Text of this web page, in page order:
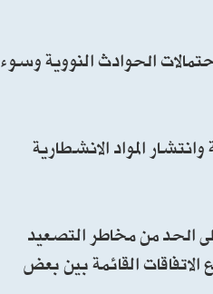
الحوادث النووية وسوء
المواد الانشطارية
الحد من مخاطر التصعيد
القائمة بين بعض